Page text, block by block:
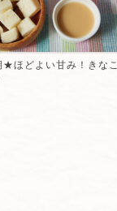
★ほどよい甘み！きなこ